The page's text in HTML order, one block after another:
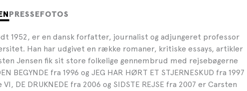
PRESSEFOTOS
1952, er en dansk forfatter, journalist og adjungeret professor
Han har udgivet en række romaner, kritiske essays, artikler
Jensen fik sit store folkelige gennembrud med rejsebøgerne
BEGYNDE fra 1996 og JEG HAR HØRT ET STJERNESKUD fra 1997
DE DRUKNEDE fra 2006 og SIDSTE REJSE fra 2007 er Carsten